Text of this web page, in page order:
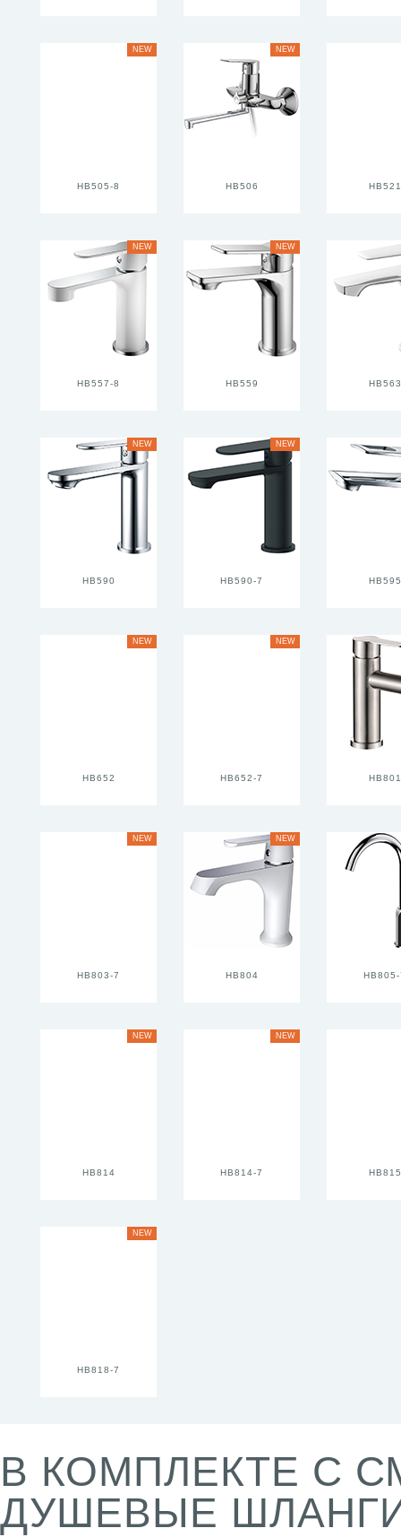
HB505-8
NEW
HB506
NEW
HB521
HB557-8
NEW
HB559
NEW
HB563
HB590
NEW
HB590-7
NEW
HB595
HB652
NEW
HB652-7
NEW
HB801
HB803-7
NEW
HB804
NEW
HB814
NEW
HB814-7
NEW
HB815
HB818-7
NEW
В КОМПЛЕКТЕ С
ДУШЕВЫЕ